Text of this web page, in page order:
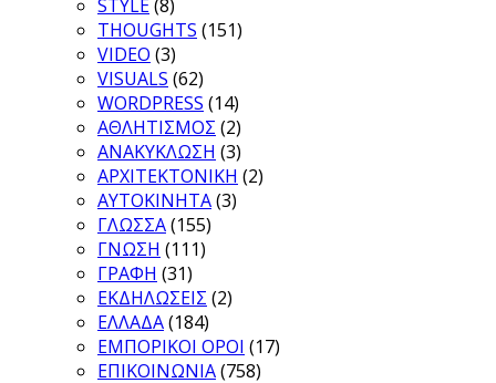
STYLE(8)
THOUGHTS (151)
VIDEO (3)
VISUALS (62)
WORDPRESS (14)
ΑΘΛΗΤΙΣΜΟΣ (2)
ΑΝΑΚΥΚΛΩΣΗ (3)
ΑΡΧΙΤΕΚΤΟΝΙΚΗ (2)
ΑΥΤΟΚΙΝΗΤΑ(3)
ΓΛΩΣΣΑ(155)
ΓΝΩΣΗ (111)
ΓΡΑΦΗ (31)
ΕΚΔΗΛΩΣΕΙΣ (2)
ΕΛΛΑΔΑ(184)
ΕΜΠΟΡΙΚΟΙ ΟΡΟΙ (17)
ΕΠΙΚΟΙΝΩΝΙΑ(758)